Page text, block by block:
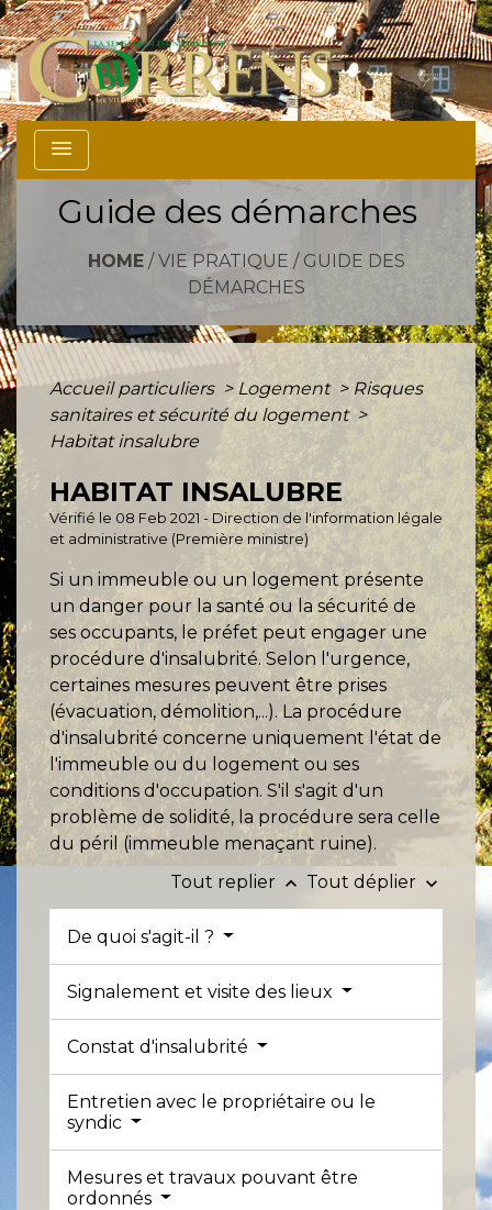
menu
Guide des démarches
HOME/ VIE PRATIQUE / GUIDE DES
DÉMARCHES
Accueil particuliers > Logement > Risques
sanitaires et sécurité du logement >
Habitat insalubre
HABITAT INSALUBRE
Vérifié le 08 Feb 2021 - Direction de l'information légale
et administrative (Première ministre)
Si un immeuble ou un logement présente
un danger pour la santé ou la sécurité de
ses occupants, le préfet peut engager une
procédure d'insalubrité. Selon l'urgence,
certaines mesures peuvent être prises
(évacuation, démolition,...). La procédure
d'insalubrité concerne uniquement l'état de
l'immeuble ou du logement ou ses
conditions d'occupation. S'il s'agit d'un
problème de solidité, la procédure sera celle
du péril (immeuble menaçant ruine).
Tout replier keyboard_arrow_up Tout déplier keyboard_arrow_down
De quoi s'agit-il ?
Signalement et visite des lieux
Constat d'insalubrité
Entretien avec le propriétaire ou le
syndic
Mesures et travaux pouvant être
ordonnés